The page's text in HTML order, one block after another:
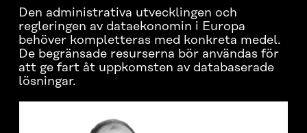
Den administrativa utvecklingen och
regleringen av dataekonomin i Europa
behöver kompletteras med konkreta medel.
De begränsade resurserna bör användas för
att ge fart åt uppkomsten av databaserade
lösningar.